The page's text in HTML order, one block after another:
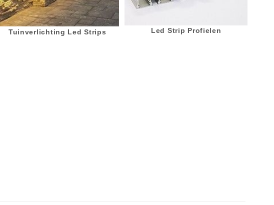
Tuinverlichting Led Strips Led Strip Profielen